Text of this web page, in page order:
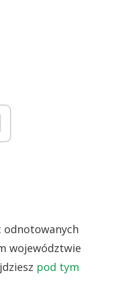
odnotowanych
województwie
pod tym